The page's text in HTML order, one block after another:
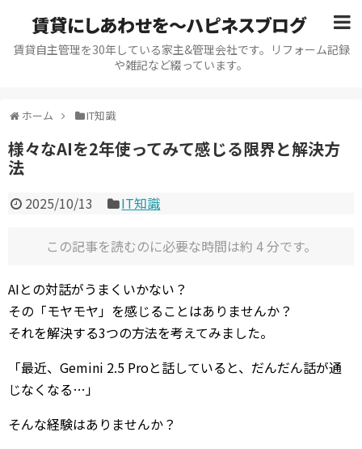
賃貸にしあわせを〜ハピネスブログ
賃貸自主管理を30年している家主&管理会社です。リフォーム記録
や雑記など綴っています。
ホーム IT知識
様々なAIを2年使ってみて感じる限界と解決方
法
2025/10/13 IT知識
この記事を読むのに必要な時間は約 4 分です。
AIとの対話がうまくいかない？
その「モヤモヤ」を感じることはありませんか？
それを解決する3つの方法を考えてみました。
「最近、Gemini 2.5 Proと話していると、だんだん話が通
じなくなる…」
そんな経験はありませんか？